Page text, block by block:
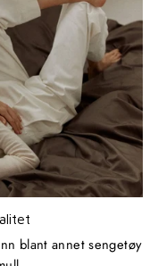
blant annet sengetøy